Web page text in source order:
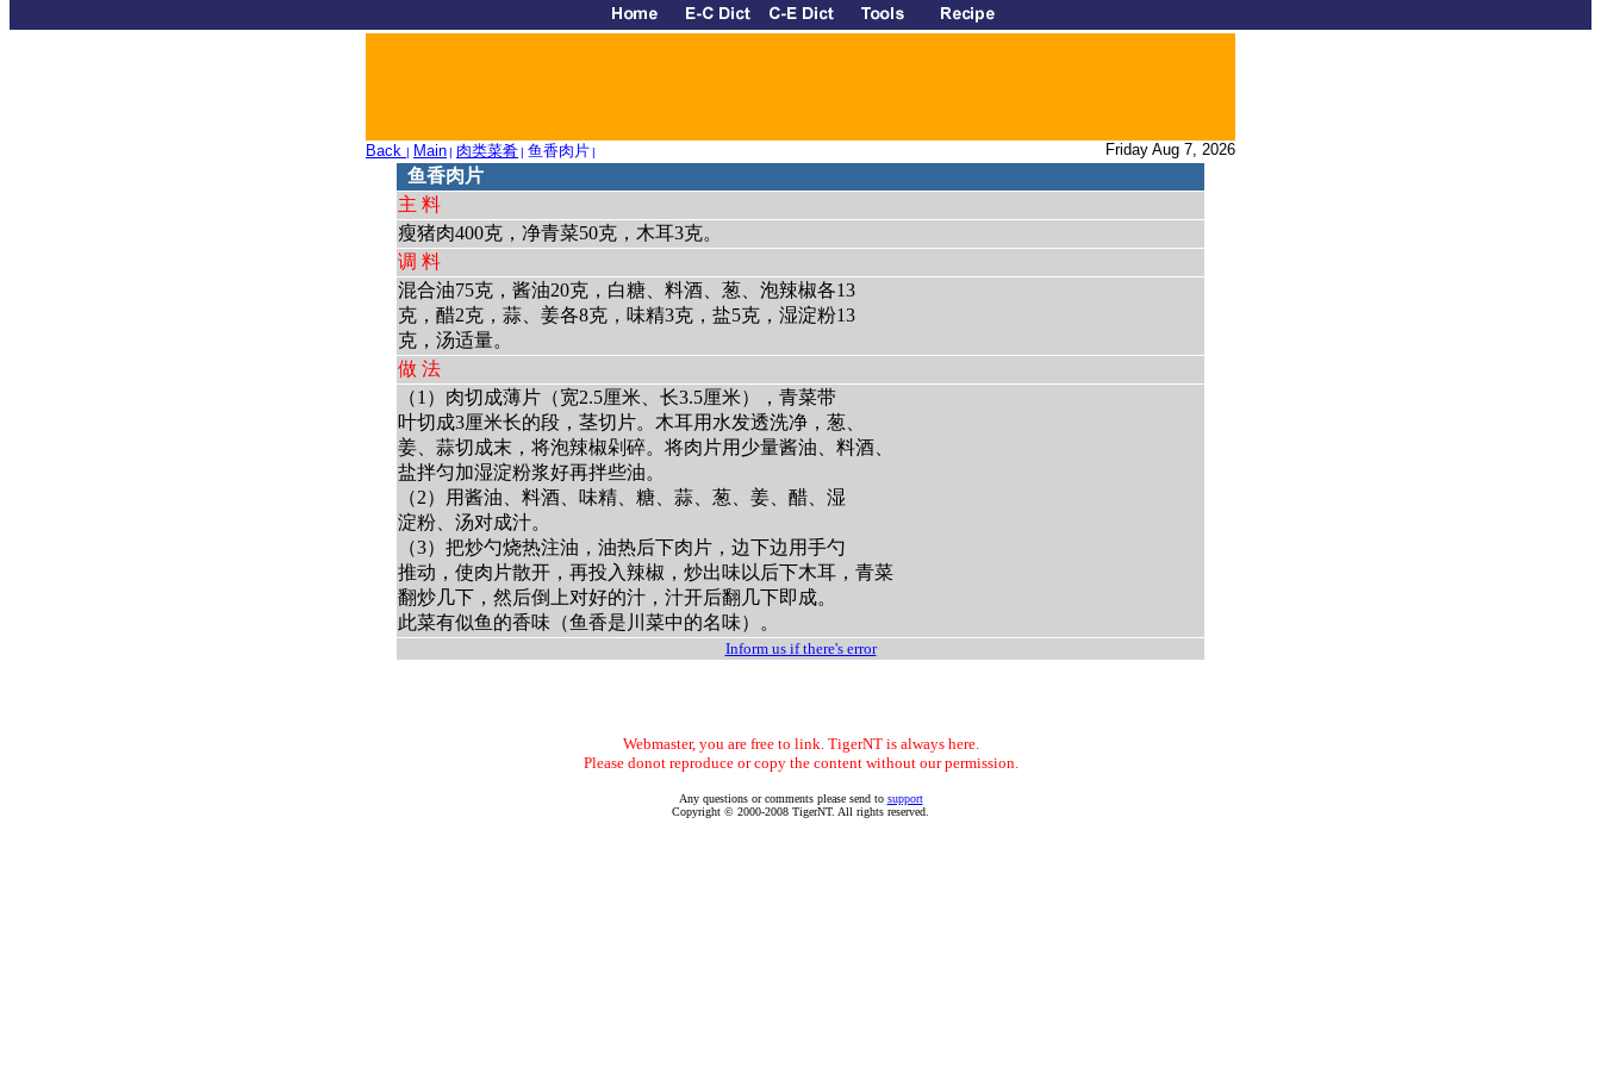
Back | Main| 肉类菜肴| 鱼香肉片| Friday Aug 7, 2026
鱼香肉片
主 料
瘦猪肉400克，净青菜50克，木耳3克。
调 料
混合油75克，酱油20克，白糖、料酒、葱、泡辣椒各13
克，醋2克，蒜、姜各8克，味精3克，盐5克，湿淀粉13
克，汤适量。
做 法
（1）肉切成薄片（宽2.5厘米、长3.5厘米），青菜带
叶切成3厘米长的段，茎切片。木耳用水发透洗净，葱、
姜、蒜切成末，将泡辣椒剁碎。将肉片用少量酱油、料酒、
盐拌匀加湿淀粉浆好再拌些油。
（2）用酱油、料酒、味精、糖、蒜、葱、姜、醋、湿
淀粉、汤对成汁。
（3）把炒勺烧热注油，油热后下肉片，边下边用手勺
推动，使肉片散开，再投入辣椒，炒出味以后下木耳，青菜
翻炒几下，然后倒上对好的汁，汁开后翻几下即成。
此菜有似鱼的香味（鱼香是川菜中的名味）。
Inform us if there's error
Webmaster, you are free to link. TigerNT is always here.
Please donot reproduce or copy the content without our permission.
Any questions or comments please send to support
Copyright © 2000-2008 TigerNT. All rights reserved.